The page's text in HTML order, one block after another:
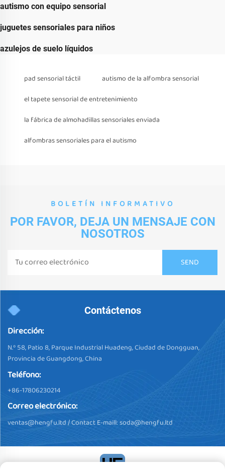
autismo con equipo sensorial
juguetes sensoriales para niños
azulejos de suelo líquidos
pad sensorial táctil
autismo de la alfombra sensorial
el tapete sensorial de entretenimiento
la fábrica de almohadillas sensoriales enviada
alfombras sensoriales para el autismo
BOLETÍN INFORMATIVO
POR FAVOR, DEJA UN MENSAJE CON
NOSOTROS
Contáctenos
Dirección:
N.º 58, Patio 8, Parque Industrial Huadeng, Ciudad de Dongguan,
Provincia de Guangdong, China
Teléfono:
+86-17806230214
Correo electrónico:
ventas@hengfu.ltd/ Contact E-maill:soda@hengfu.ltd